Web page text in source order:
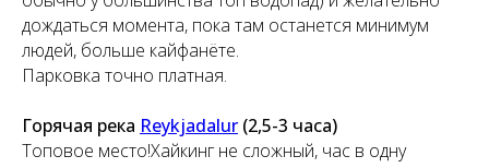
дождаться момента, пока там останется минимум
людей, больше кайфанёте.
Парковка точно платная.
Горячая река Reykjadalur (2,5-3 часа)
Топовое место!Хайкинг не сложный, час в одну